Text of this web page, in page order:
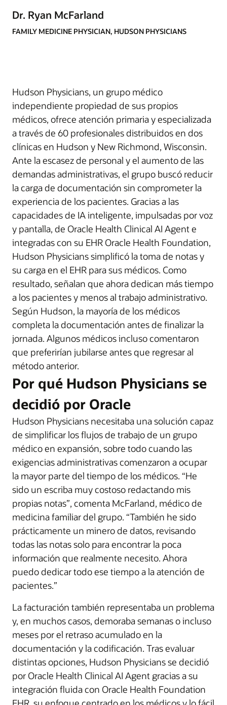
Dr. Ryan McFarland
FAMILY MEDICINE PHYSICIAN, HUDSON PHYSICIANS
Hudson Physicians, un grupo médico
independiente propiedad de sus propios
médicos, ofrece atención primaria y especializada
a través de 60 profesionales distribuidos en dos
clínicas en Hudson y New Richmond, Wisconsin.
Ante la escasez de personal y el aumento de las
demandas administrativas, el grupo buscó reducir
la carga de documentación sin comprometer la
experiencia de los pacientes. Gracias a las
capacidades de IA inteligente, impulsadas por voz
y pantalla, de Oracle Health Clinical AI Agent e
integradas con su EHR Oracle Health Foundation,
Hudson Physicians simplificó la toma de notas y
su carga en el EHR para sus médicos. Como
resultado, señalan que ahora dedican más tiempo
a los pacientes y menos al trabajo administrativo.
Según Hudson, la mayoría de los médicos
completa la documentación antes de finalizar la
jornada. Algunos médicos incluso comentaron
que preferirían jubilarse antes que regresar al
método anterior.
Por qué Hudson Physicians se
decidió por Oracle
Hudson Physicians necesitaba una solución capaz
de simplificar los flujos de trabajo de un grupo
médico en expansión, sobre todo cuando las
exigencias administrativas comenzaron a ocupar
la mayor parte del tiempo de los médicos. “He
sido un escriba muy costoso redactando mis
propias notas”, comenta McFarland, médico de
medicina familiar del grupo. “También he sido
prácticamente un minero de datos, revisando
todas las notas solo para encontrar la poca
información que realmente necesito. Ahora
puedo dedicar todo ese tiempo a la atención de
pacientes.”
La facturación también representaba un problema
y, en muchos casos, demoraba semanas o incluso
meses por el retraso acumulado en la
documentación y la codificación. Tras evaluar
distintas opciones, Hudson Physicians se decidió
por Oracle Health Clinical AI Agent gracias a su
integración fluida con Oracle Health Foundation